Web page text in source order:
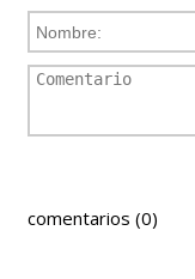
comentarios (0)